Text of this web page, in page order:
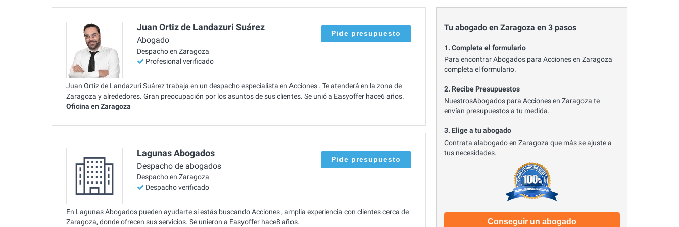
Juan Ortiz de Landazuri Suárez
Abogado
Despacho en Zaragoza
Profesional verificado
Pide presupuesto
Juan Ortiz de Landazuri Suárez trabaja en un despacho especialista en Acciones . Te atenderá en la zona de
Zaragoza y alrededores. Gran preocupación por los asuntos de sus clientes. Se unió a Easyoffer hace6 años.
Oficina en Zaragoza
Lagunas Abogados
Despacho de abogados
Despacho en Zaragoza
Despacho verificado
Pide presupuesto
En Lagunas Abogados pueden ayudarte si estás buscando Acciones , amplia experiencia con clientes cerca de
Zaragoza, donde ofrecen sus servicios. Se unieron a Easyoffer hace8 años.
Tu abogado en Zaragoza en 3 pasos
1. Completa el formulario
Para encontrar Abogados para Acciones en Zaragoza
completa el formulario.
2. Recibe Presupuestos
NuestrosAbogados para Acciones en Zaragoza te
envían presupuestos a tu medida.
3. Elige a tu abogado
Contrata alabogado en Zaragoza que más se ajuste a
tus necesidades.
Conseguir un abogado